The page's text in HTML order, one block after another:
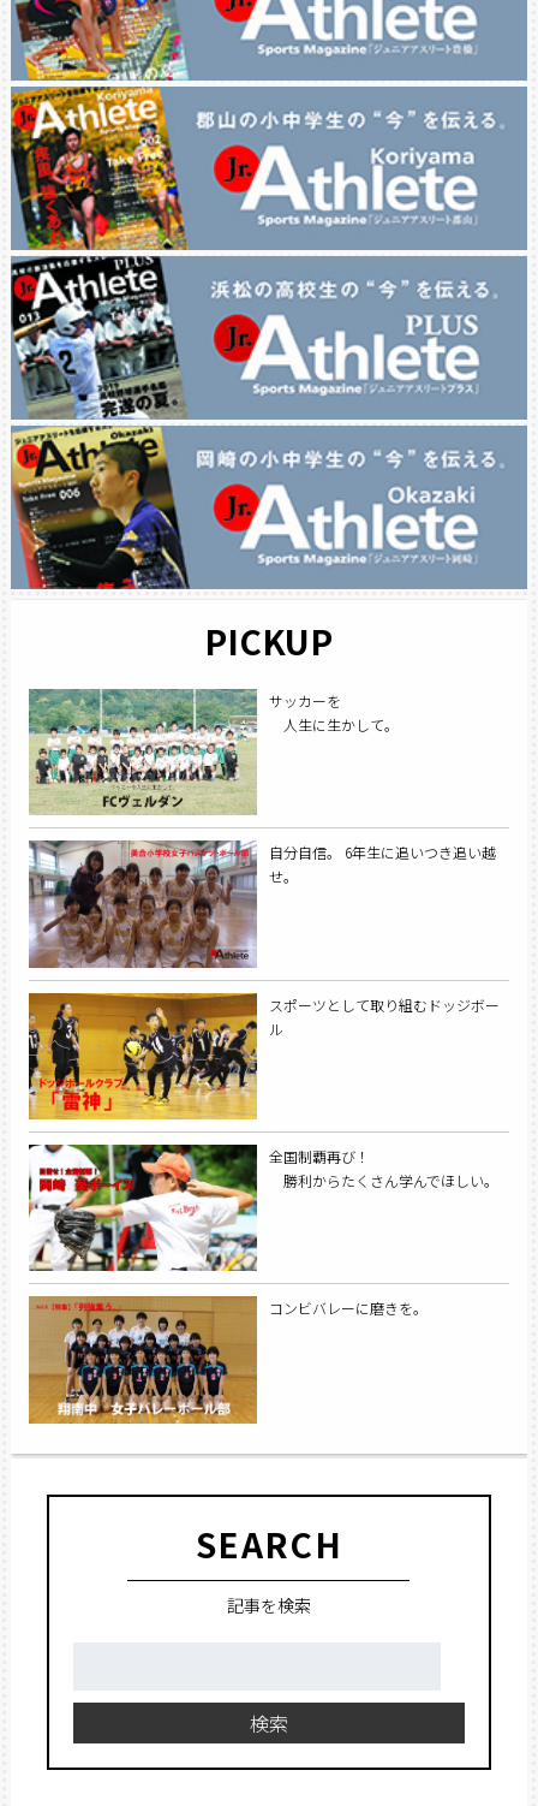
PICKUP
サッカーを
人生に生かして。
自分自信。 6年生に追いつき追い越
せ。
スポーツとして取り組むドッジボー
ル
全国制覇再び！
勝利からたくさん学んでほしい。
コンビバレーに磨きを。
SEARCH
記事を検索
検索